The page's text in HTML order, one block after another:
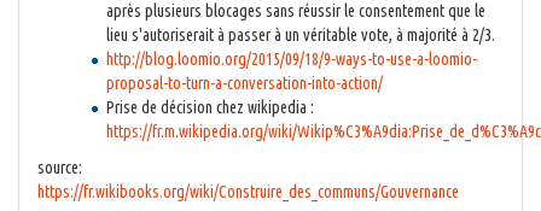
après plusieurs blocages sans réussir le consentement que le
lieu s'autoriserait à passer à un véritable vote, à majorité à 2/3.
http://blog.loomio.org/2015/09/18/9-ways-to-use-a-loomio-
proposal-to-turn-a-conversation-into-action/
Prise de décision chez wikipedia :
https://fr.m.wikipedia.org/wiki/
source:
https://fr.wikibooks.org/wiki/Construire_des_communs/Gouvernance